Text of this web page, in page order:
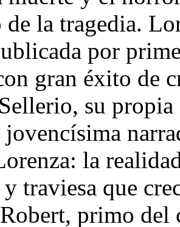
de la tragedia.
por
gran éxito de
su
jovencísima
la
y traviesa que
primo